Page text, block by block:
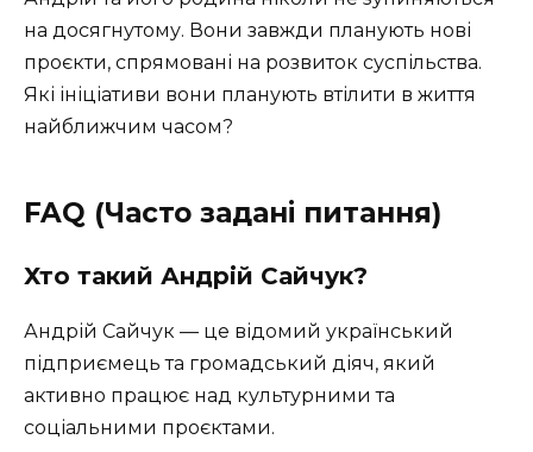
на досягнутому. Вони завжди планують нові
проєкти, спрямовані на розвиток суспільства.
Які ініціативи вони планують втілити в життя
найближчим часом?
FAQ (Часто задані питання)
Хто такий Андрій Сайчук?
Андрій Сайчук — це відомий український
підприємець та громадський діяч, який
активно працює над культурними та
соціальними проєктами.